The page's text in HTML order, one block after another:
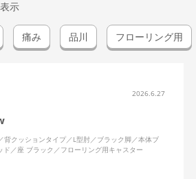
示
痛み 品川 フローリング用
2026.6.27
クッションタイプ／L型肘／ブラック脚／本体ブ
ド／座 ブラック／フローリング用キャスター